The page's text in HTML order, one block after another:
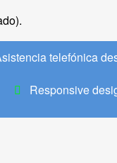
telefónica
Responsive